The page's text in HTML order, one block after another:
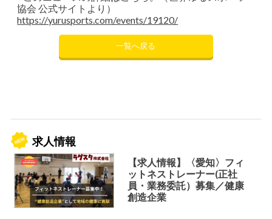
協会 公式サイトより）
https://yurusports.com/events/19120/
一覧へ戻る
求人情報
【求人情報】〈愛知〉フィ
ットネストレーナー(正社
員・業務委託）募集／健康
創造企業